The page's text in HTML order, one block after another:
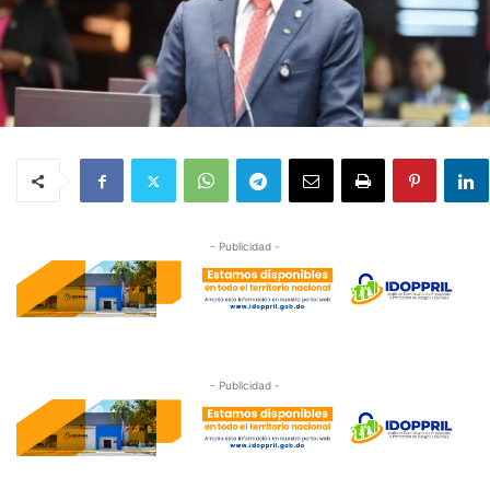
- Publicidad -
- Publicidad -